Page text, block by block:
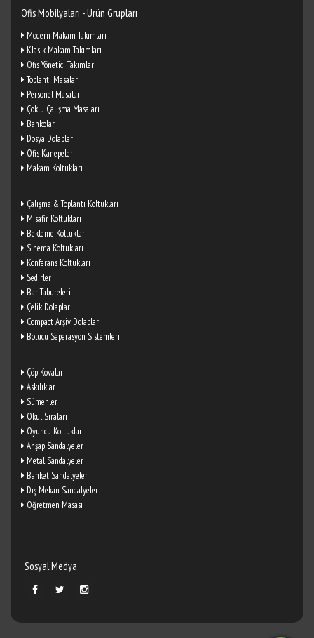
Ofis Mobilyaları - Ürün Grupları
Modern Makam Takımları
Klasik Makam Takımları
Ofis Yönetici Takımları
Toplantı Masaları
Personel Masaları
Çoklu Çalışma Masaları
Bankolar
Dosya Dolapları
Ofis Kanepeleri
Makam Koltukları
Çalışma & Toplantı Koltukları
Misafir Koltukları
Bekleme Koltukları
Sinema Koltukları
Konferans Koltukları
Sedirler
Bar Tabureleri
Çelik Dolaplar
Compact Arşiv Dolapları
Bölücü Seperasyon Sistemleri
Çöp Kovaları
Askılıklar
Sümenler
Okul Sıraları
Oyuncu Koltukları
Ahşap Sandalyeler
Metal Sandalyeler
Banket Sandalyeler
Dış Mekan Sandalyeler
Öğretmen Masası
Sosyal Medya